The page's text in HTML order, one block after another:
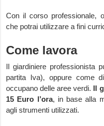
Con il corso professionale,
che potrai utilizzare a fini
Come lavora
Il giardiniere professionista
partita Iva), oppure come
occupano delle aree verdi. Il
15 Euro l’ora, in base alla
agli strumenti utilizzati.